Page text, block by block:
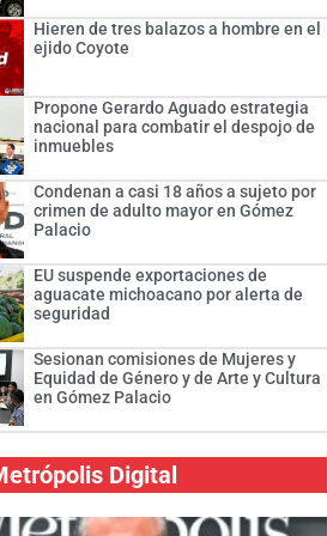
Hieren de tres balazos a hombre en el
ejido Coyote
Propone Gerardo Aguado estrategia
nacional para combatir el despojo de
inmuebles
Condenan a casi 18 años a sujeto por
crimen de adulto mayor en Gómez
Palacio
EU suspende exportaciones de
aguacate michoacano por alerta de
seguridad
Sesionan comisiones de Mujeres y
Equidad de Género y de Arte y Cultura
en Gómez Palacio
Digital